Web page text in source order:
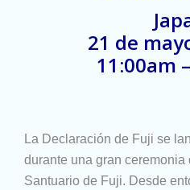
21 de
11:00am
La Declaración de Fuji se
durante una gran ceremonia
Santuario de Fuji. Desde